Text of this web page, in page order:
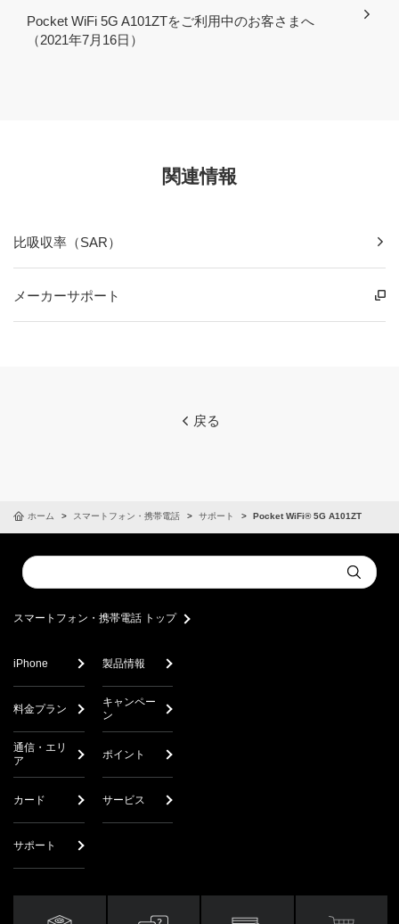
Pocket WiFi 5G A101ZTをご利用中のお客さまへ
（2021年7月16日）
関連情報
比吸収率（SAR）
メーカーサポート
戻る
ホーム スマートフォン・携帯電話 サポート Pocket WiFi® 5G A101ZT
Conduct
a
Submit
スマートフォン・携帯電話 トップ
iPhone 製品情報
料金プラン
キャンペー
ン
通信・エリ
ア
ポイント
カード サービス
サポート